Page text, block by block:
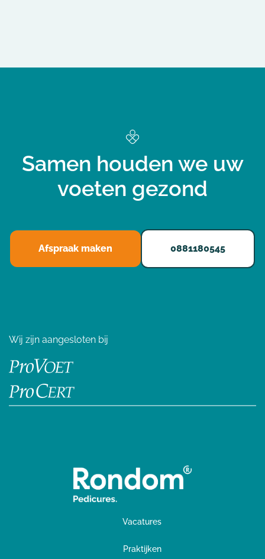
Samen houden we uw
voeten gezond
Afspraak maken 0881180545
Wij zijn aangesloten bij
Vacatures
Praktijken